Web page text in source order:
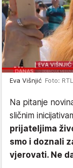
Eva Višnjić Foto:
Na pitanje
sličnim
prijateljima
smo i doznali
vjerovati. Ne